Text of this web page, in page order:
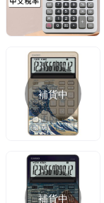
補貨中
補貨中